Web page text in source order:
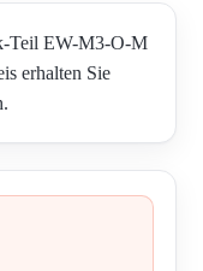
Teil EW-M3-O-M
erhalten Sie